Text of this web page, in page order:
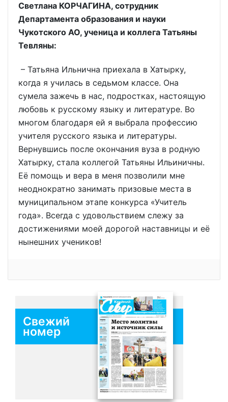
Светлана КОРЧАГИНА, сотрудник
Департамента образования и науки
Чукотского АО, ученица и коллега Татьяны
Тевляны:
– Татьяна Ильнична приехала в Хатырку,
когда я училась в седьмом классе. Она
сумела зажечь в нас, подростках, настоящую
любовь к русскому языку и литературе. Во
многом благодаря ей я выбрала профессию
учителя русского языка и литературы.
Вернувшись после окончания вуза в родную
Хатырку, стала коллегой Татьяны Ильиничны.
Её помощь и вера в меня позволили мне
неоднократно занимать призовые места в
муниципальном этапе конкурса «Учитель
года». Всегда с удовольствием слежу за
достижениями моей дорогой наставницы и её
нынешних учеников!
Свежий
номер